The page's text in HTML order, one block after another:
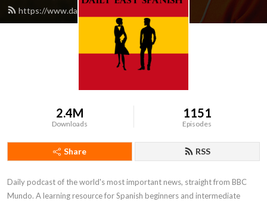
https://www.dailyeasyspanish.com/feed.xml
2.4M
Downloads
1151
Episodes
Share RSS
Daily podcast of the world's most important news, straight from BBC
Mundo. A learning resource for Spanish beginners and intermediate